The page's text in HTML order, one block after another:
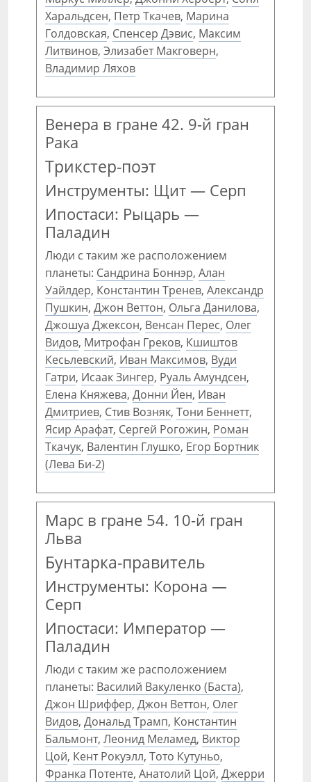
Харальдсен, Петр Ткачев, Марина
Голдовская, Спенсер Дэвис, Максим
Литвинов, Элизабет Макговерн,
Владимир Ляхов
Венера в гране 42. 9-й гран
Рака
Трикстер-поэт
Инструменты: Щит — Серп
Ипостаси: Рыцарь —
Паладин
Люди с таким же расположением
планеты: Сандрина Боннэр, Алан
Уайлдер, Константин Тренев, Александр
Пушкин, Джон Веттон, Ольга Данилова,
Джошуа Джексон, Венсан Перес, Олег
Видов, Митрофан Греков, Кшиштов
Кесьлевский, Иван Максимов, Вуди
Гатри, Исаак Зингер, Руаль Амундсен,
Елена Княжева, Донни Йен, Иван
Дмитриев, Стив Возняк, Тони Беннетт,
Ясир Арафат, Сергей Рогожин, Роман
Ткачук, Валентин Глушко, Егор Бортник
(Лева Би-2)
Марс в гране 54. 10-й гран
Льва
Бунтарка-правитель
Инструменты: Корона —
Серп
Ипостаси: Император —
Паладин
Люди с таким же расположением
планеты: Василий Вакуленко (Баста),
Джон Шриффер, Джон Веттон, Олег
Видов, Дональд Трамп, Константин
Бальмонт, Леонид Меламед, Виктор
Цой, Кент Рокуэлл, Тото Кутуньо,
Франка Потенте, Анатолий Цой, Джерри